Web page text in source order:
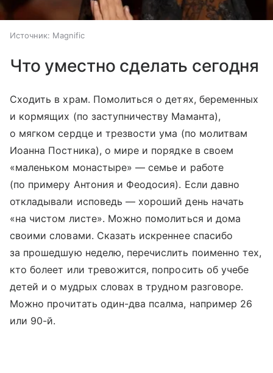
Источник: Magnific
Что уместно сделать сегодня
Сходить в храм. Помолиться о детях, беременных
и кормящих (по заступничеству Маманта),
о мягком сердце и трезвости ума (по молитвам
Иоанна Постника), о мире и порядке в своем
«маленьком монастыре» — семье и работе
(по примеру Антония и Феодосия). Если давно
откладывали исповедь — хороший день начать
«на чистом листе». Можно помолиться и дома
своими словами. Сказать искреннее спасибо
за прошедшую неделю, перечислить поименно тех,
кто болеет или тревожится, попросить об учебе
детей и о мудрых словах в трудном разговоре.
Можно прочитать один-два псалма, например 26
или 90-й.